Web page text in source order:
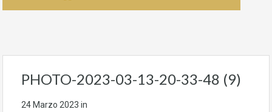
PHOTO-2023-03-13-20-33-48 (9)
24 Marzo 2023 in